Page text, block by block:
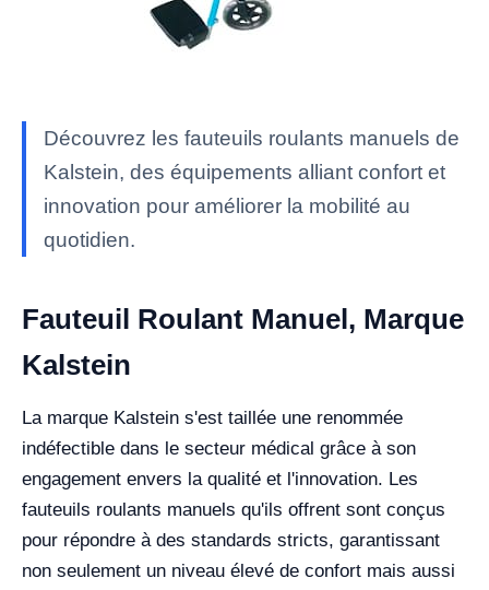
Découvrez les fauteuils roulants manuels de
Kalstein, des équipements alliant confort et
innovation pour améliorer la mobilité au
quotidien.
Fauteuil Roulant Manuel, Marque
Kalstein
La marque Kalstein s'est taillée une renommée
indéfectible dans le secteur médical grâce à son
engagement envers la qualité et l'innovation. Les
fauteuils roulants manuels qu'ils offrent sont conçus
pour répondre à des standards stricts, garantissant
non seulement un niveau élevé de confort mais aussi